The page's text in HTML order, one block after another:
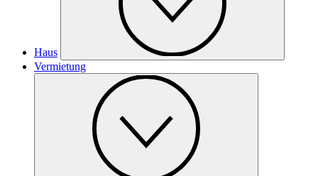
Haus
Vermietung